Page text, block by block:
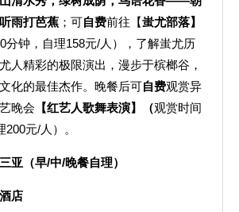
雨打芭蕉 ；可自费前往【蚩尤部落】
分钟，自理158元/人），了解蚩尤历
人精彩的极限演出，漫步于槟榔谷，
化的最佳杰作。晚餐后可自费观赏异
晚会 【红艺人歌舞表演】（观赏时间
元/人）。
亚（早/中/晚餐自理）
店